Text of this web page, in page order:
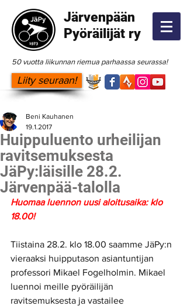
Järvenpään
Pyöräilijät ry
50 vuotta liikunnan riemua parhaassa seurassa!
Liity seuraan!
Huippuluento urheilijan
ravitsemuksesta
JäPy:läisille 28.2.
Järvenpää-talolla
Beni Kauhanen
19.1.2017
Huomaa luennon uusi aloitusaika: klo
18.00!
Tiistaina 28.2. klo 18.00 saamme JäPy:n
vieraaksi huipputason asiantuntijan
professori Mikael Fogelholmin. Mikael
luennoi meille pyöräilijän
ravitsemuksesta ja vastailee